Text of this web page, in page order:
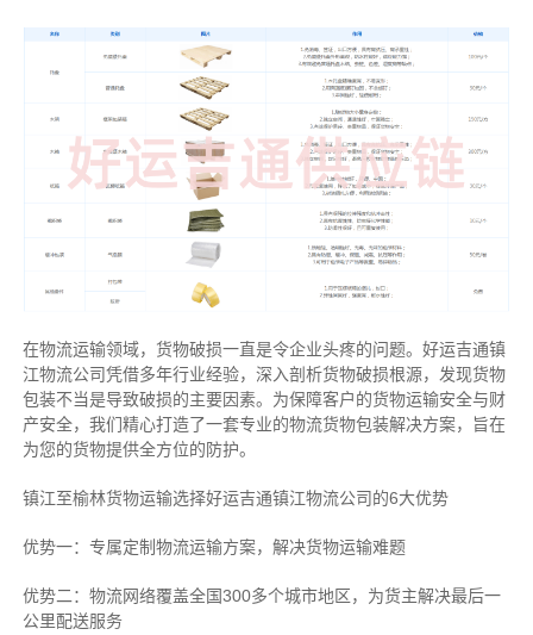
在物流运输领域，货物破损一直是令企业头疼的问题。好运吉通镇
江物流公司凭借多年行业经验，深入剖析货物破损根源，发现货物
包装不当是导致破损的主要因素。为保障客户的货物运输安全与财
产安全，我们精心打造了一套专业的物流货物包装解决方案，旨在
为您的货物提供全方位的防护。
镇江至榆林货物运输选择好运吉通镇江物流公司的6大优势
优势一：专属定制物流运输方案，解决货物运输难题
优势二：物流网络覆盖全国300多个城市地区，为货主解决最后一
公里配送服务